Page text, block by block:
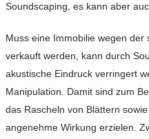
Soundscaping, es kann aber
Muss eine Immobilie wegen der
verkauft werden, kann durch
akustische Eindruck verringert
Manipulation. Damit sind zum
das Rascheln von Blättern
angenehme Wirkung erzielen.